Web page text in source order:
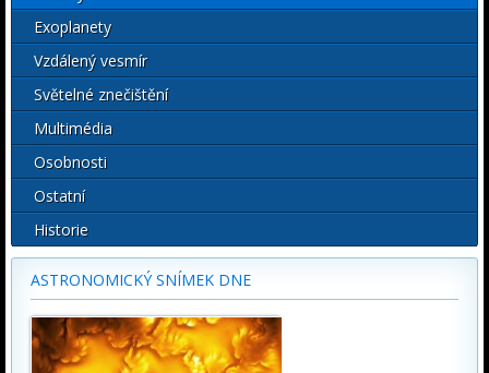
Exoplanety
Vzdálený vesmír
Světelné znečištění
Multimédia
Osobnosti
Ostatní
Historie
ASTRONOMICKÝ SNÍMEK DNE